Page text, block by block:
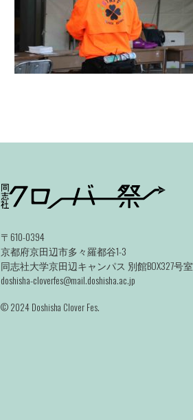
〒610-0394
京都府京田辺市多々羅都谷1-3
同志社大学京田辺キャンパス 別館BOX327号室
doshisha-cloverfes@mail.doshisha.ac.jp
©️ 2024 Doshisha Clover Fes.